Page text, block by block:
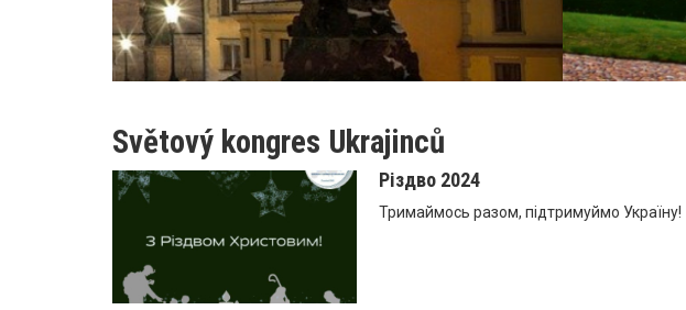
Světový kongres Ukrajinců
Різдво 2024
Тримаймось разом, підтримуймо Україну!